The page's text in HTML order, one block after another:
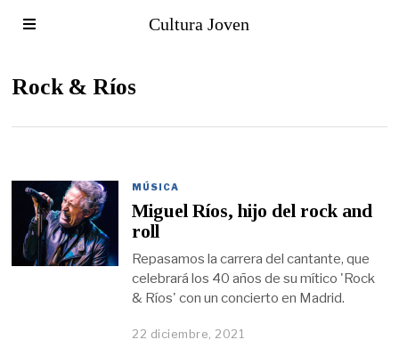
Cultura Joven
Rock & Ríos
MÚSICA
Miguel Ríos, hijo del rock and
roll
Repasamos la carrera del cantante, que
celebrará los 40 años de su mítico 'Rock
& Ríos' con un concierto en Madrid.
22 diciembre, 2021